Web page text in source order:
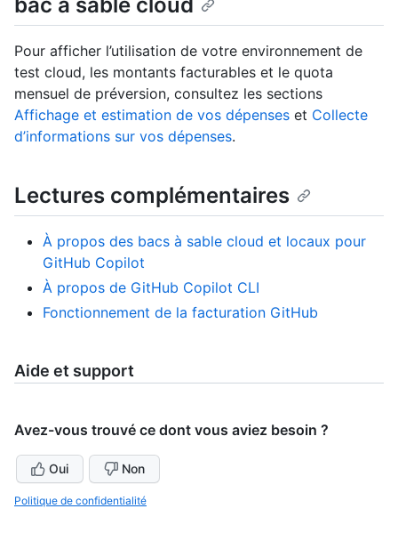
Pour afficher l’utilisation de votre environnement de
test cloud, les montants facturables et le quota
mensuel de préversion, consultez les sections
Affichage et estimation de vos dépenses et Collecte
d’informations sur vos dépenses.
Lectures complémentaires
À propos des bacs à sable cloud et locaux pour
GitHub Copilot
À propos de GitHub Copilot CLI
Fonctionnement de la facturation GitHub
Aide et support
Avez-vous trouvé ce dont vous aviez besoin ?
Oui Non
Politique de confidentialité